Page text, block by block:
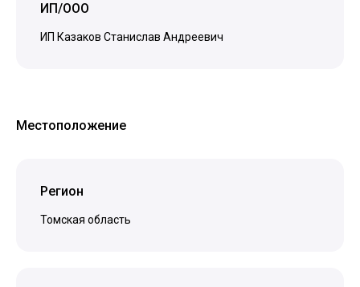
ИП/ООО
ИП Казаков Станислав Андреевич
Местоположение
Регион
Томская область